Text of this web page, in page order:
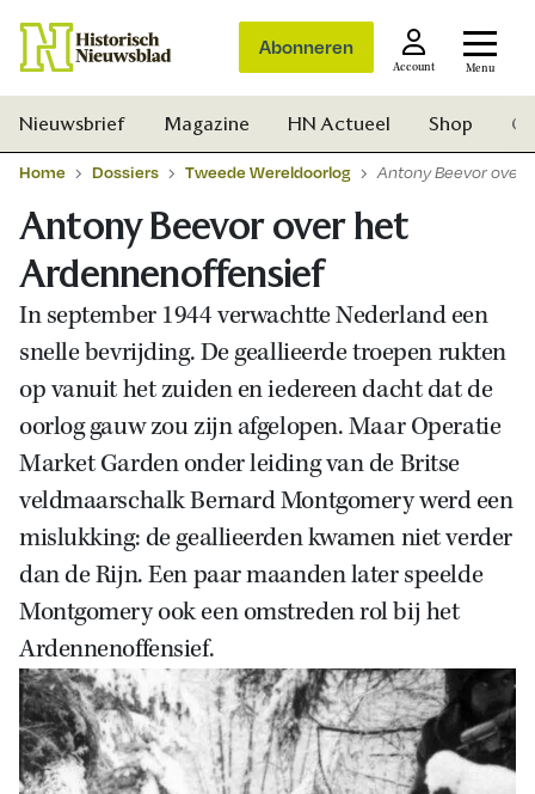
Abonneren
Account Menu
Zoek
Nieuwsbrief Magazine HN Actueel Shop
Home Dossiers Tweede Wereldoorlog Antony Beevor over
Antony Beevor over het
Ardennenoffensief
In september 1944 verwachtte Nederland een
snelle bevrijding. De geallieerde troepen rukten
op vanuit het zuiden en iedereen dacht dat de
oorlog gauw zou zijn afgelopen. Maar Operatie
Market Garden onder leiding van de Britse
veldmaarschalk Bernard Montgomery werd een
mislukking: de geallieerden kwamen niet verder
dan de Rijn. Een paar maanden later speelde
Montgomery ook een omstreden rol bij het
Ardennenoffensief.